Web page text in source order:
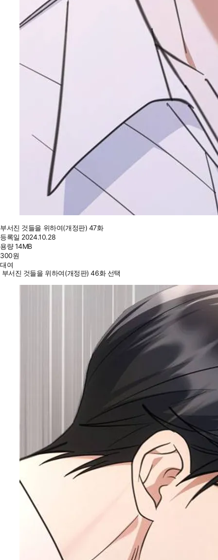
부서진 것들을 위하여(개정판) 47화
등록일 2024.10.28
용량14MB
300원
대여
부서진 것들을 위하여(개정판) 46화 선택